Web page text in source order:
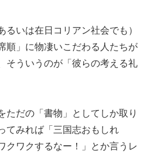
いは在日コリアン社会でも）
順」に物凄いこだわる人たちが
そういうのが「彼らの考える礼
ただの「書物」としてしか取り
てみれば「三国志おもしれ
クワクするなー！」とか言うレ